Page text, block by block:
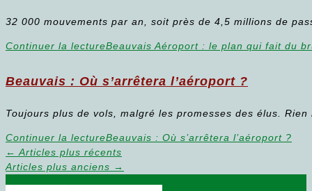
32 000 mouvements par an, soit près de 4,5 millions de
Continuer la lectureBeauvais Aéroport : le plan qui fait du
Beauvais : Où s’arrêtera l’aéroport ?
Toujours plus de vols, malgré les promesses des élus.
Continuer la lectureBeauvais : Où s’arrêtera l’aéroport ?
← Articles plus récents
Articles plus anciens →